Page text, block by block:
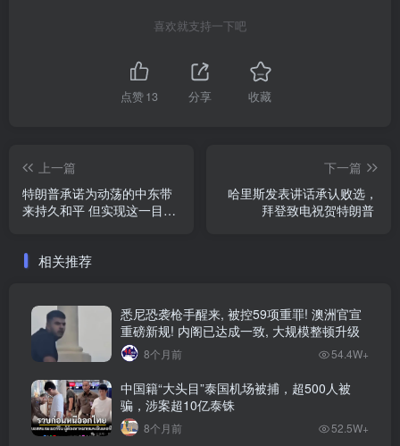
喜欢就支持一下吧
点赞13 分享 收藏
上一篇
特朗普承诺为动荡的中东带
来持久和平 但实现这一目标
下一篇
哈里斯发表讲话承认败选，
拜登致电祝贺特朗普
相关推荐
悉尼恐袭枪手醒来, 被控59项重罪! 澳洲官宣
重磅新规! 内阁已达成一致, 大规模整顿升级
8个月前 54.4W+
中国籍“大头目”泰国机场被捕，超500人被
骗，涉案超10亿泰铢
8个月前 52.5W+